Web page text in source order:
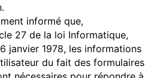
informé que,
27 de la loi Informatique,
janvier 1978, les informations
du fait des formulaires